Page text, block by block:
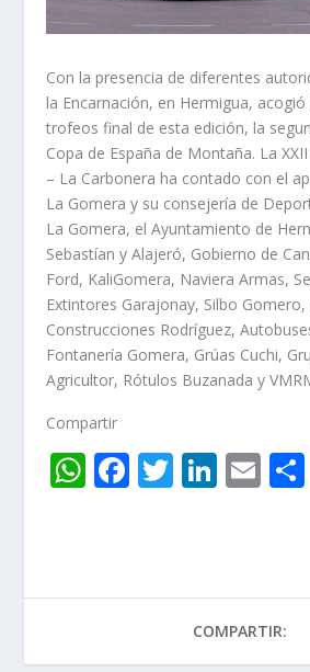
Con la presencia de diferentes
la Encarnación, en Hermigua,
trofeos final de esta edición, la
Copa de España de Montaña. La
– La Carbonera ha contado con el
La Gomera y su consejería de
La Gomera, el Ayuntamiento de
Sebastían y Alajeró, Gobierno de
Ford, KaliGomera, Naviera Armas,
Extintores Garajonay, Silbo
Construcciones Rodríguez,
Fontanería Gomera, Grúas Cuchi,
Agricultor, Rótulos Buzanada y
Compartir
W
A
F
o
T Li
dI
n
E
COMPARTIR: